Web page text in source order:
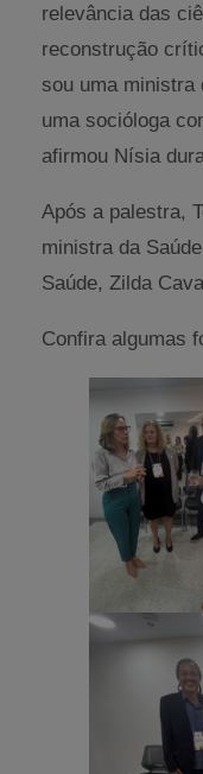
relevância das
reconstrução
sou uma ministra
uma socióloga
afirmou Nísia
Após a palestra,
ministra da
Saúde, Zilda
Confira algumas